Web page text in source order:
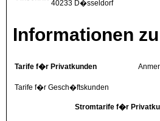
40233 D�sseldorf
Informationen
Tarife f�r Privatkunden
Tarife f�r Gesch�ftskunden
Stromtarife f�r